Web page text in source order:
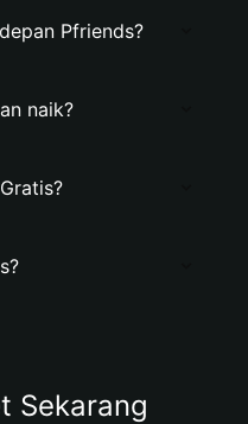
Pfriends?
naik?
Sekarang